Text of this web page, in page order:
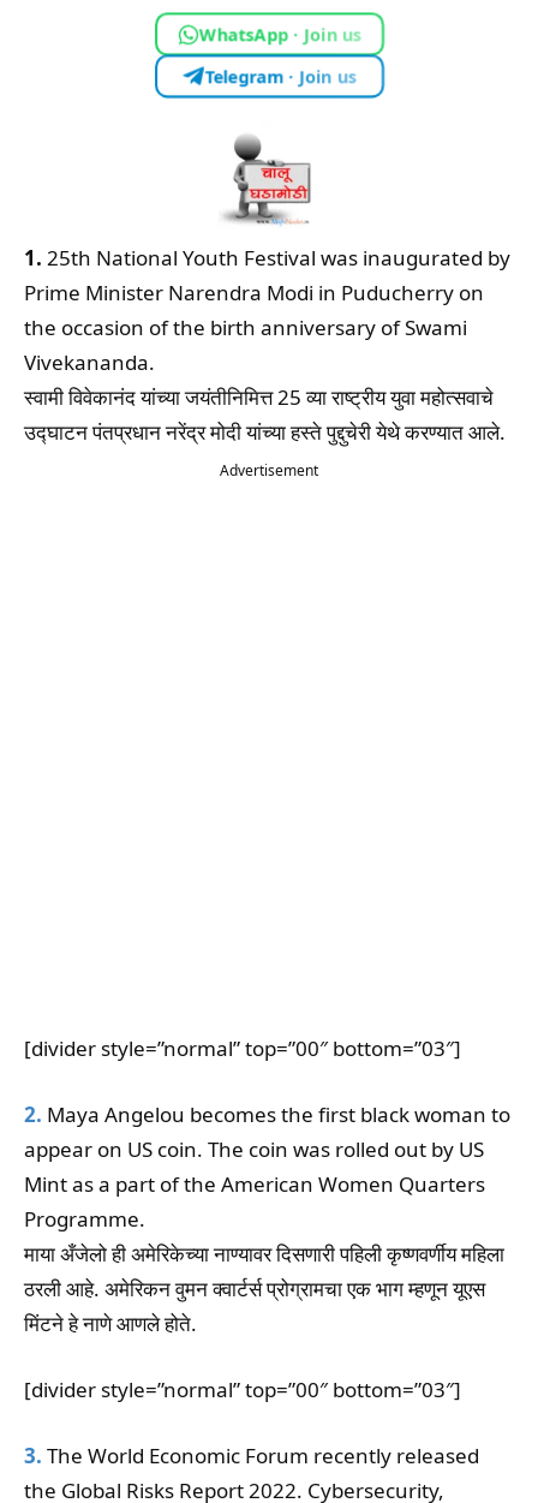
WhatsApp · Join us
Telegram · Join us
1. 25th National Youth Festival was inaugurated by
Prime Minister Narendra Modi in Puducherry on
the occasion of the birth anniversary of Swami
Vivekananda.
स्वामी विवेकानंद यांच्या जयंतीनिमित्त 25 व्या राष्ट्रीय युवा महोत्सवाचे
उद्घाटन पंतप्रधान नरेंद्र मोदी यांच्या हस्ते पुद्दुचेरी येथे करण्यात आले.
Advertisement
[divider style=”normal” top=”00″ bottom=”03″]
2. Maya Angelou becomes the first black woman to
appear on US coin. The coin was rolled out by US
Mint as a part of the American Women Quarters
Programme.
माया अँजेलो ही अमेरिकेच्या नाण्यावर दिसणारी पहिली कृष्णवर्णीय महिला
ठरली आहे. अमेरिकन वुमन क्वार्टर्स प्रोग्रामचा एक भाग म्हणून यूएस
मिंटने हे नाणे आणले होते.
[divider style=”normal” top=”00″ bottom=”03″]
3. The World Economic Forum recently released
the Global Risks Report 2022. Cybersecurity,